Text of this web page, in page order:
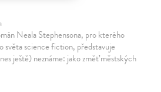
Neala Stephensona, pro kterého
světa science fiction, představuje
ještě) neznáme: jako změť městských